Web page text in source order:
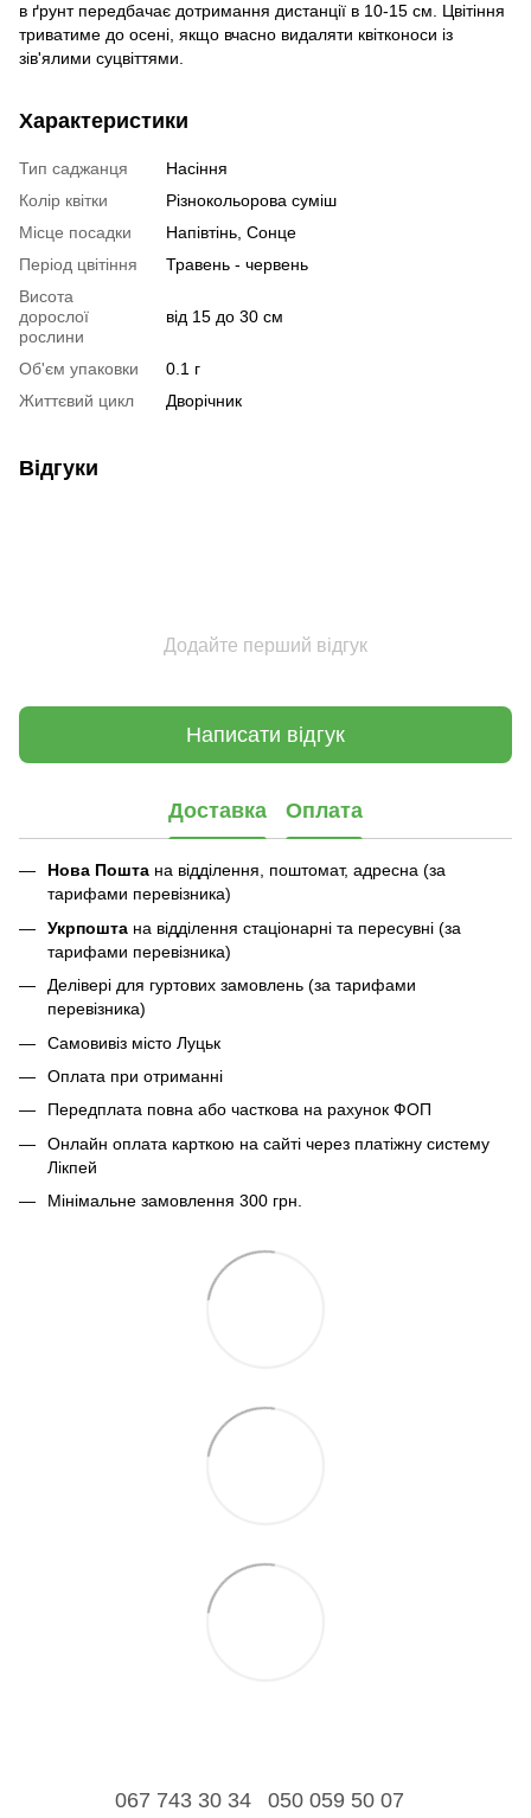
в ґрунт передбачає дотримання дистанції в 10-15 см. Цвітіння
триватиме до осені, якщо вчасно видаляти квітконоси із
зів'ялими суцвіттями.
Характеристики
Тип саджанця
Насіння
Колір квітки
Різнокольорова суміш
Місце посадки
Напівтінь, Сонце
Період цвітіння
Травень - червень
Висота
дорослої
рослини
від 15 до 30 см
Об'єм упаковки
0.1 г
Життєвий цикл
Дворічник
Відгуки
Додайте перший відгук
Написати відгук
Доставка Оплата
Нова Пошта на відділення, поштомат, адресна (за
тарифами перевізника)
Укрпошта на відділення стаціонарні та пересувні (за
тарифами перевізника)
Делівері для гуртових замовлень (за тарифами
перевізника)
Самовивіз місто Луцьк
Оплата при отриманні
Передплата повна або часткова на рахунок ФОП
Онлайн оплата карткою на сайті через платіжну систему
Лікпей
Мінімальне замовлення 300 грн.
067 743 30 34 050 059 50 07